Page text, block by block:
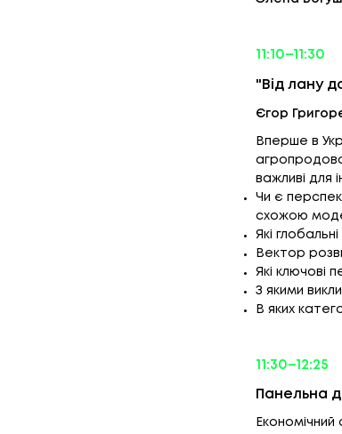
11:10–11:30
"Від лану
Єгор
Вперше в
важливі для
Чи є
схожою
Які
Вектор
Які ключові
З якими
В яких
11:30–12:25
Панельна